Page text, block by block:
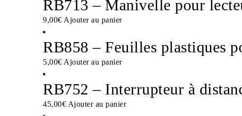
RB713 – Manivelle pour
9,00€ Ajouter au panier
RB858 – Feuilles plastiques
5,00€ Ajouter au panier
RB752 – Interrupteur à
45,00€ Ajouter au panier